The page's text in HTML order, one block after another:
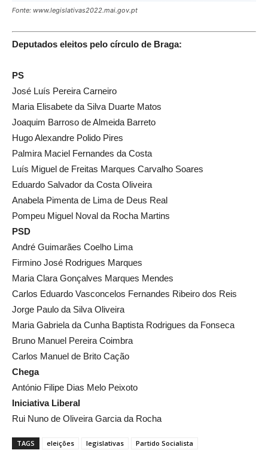
Fonte: www.legislativas2022.mai.gov.pt
Deputados eleitos pelo círculo de Braga:
PS
José Luís Pereira Carneiro
Maria Elisabete da Silva Duarte Matos
Joaquim Barroso de Almeida Barreto
Hugo Alexandre Polido Pires
Palmira Maciel Fernandes da Costa
Luís Miguel de Freitas Marques Carvalho Soares
Eduardo Salvador da Costa Oliveira
Anabela Pimenta de Lima de Deus Real
Pompeu Miguel Noval da Rocha Martins
PSD
André Guimarães Coelho Lima
Firmino José Rodrigues Marques
Maria Clara Gonçalves Marques Mendes
Carlos Eduardo Vasconcelos Fernandes Ribeiro dos Reis
Jorge Paulo da Silva Oliveira
Maria Gabriela da Cunha Baptista Rodrigues da Fonseca
Bruno Manuel Pereira Coimbra
Carlos Manuel de Brito Cação
Chega
António Filipe Dias Melo Peixoto
Iniciativa Liberal
Rui Nuno de Oliveira Garcia da Rocha
TAGS eleições legislativas Partido Socialista